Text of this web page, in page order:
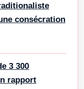
consécration
3 300
rapport